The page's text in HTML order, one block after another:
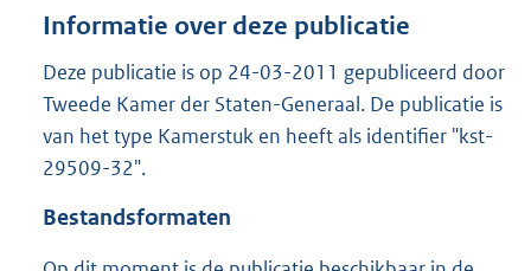
n
s
r
o
:
Informatie over deze publicatie
Deze publicatie is op 24-03-2011 gepubliceerd door
Tweede Kamer der Staten-Generaal. De publicatie is
van het type Kamerstuk en heeft als identifier "kst-
29509-32".
Bestandsformaten